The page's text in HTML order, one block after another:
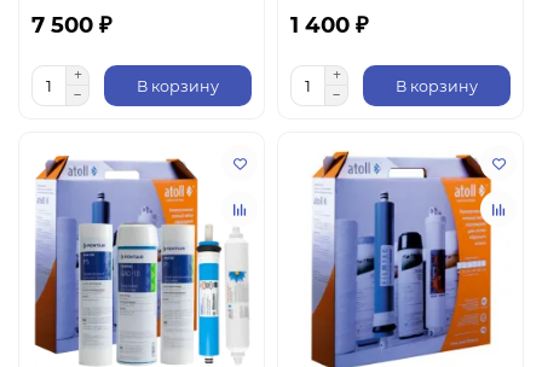
7 500 ₽
В корзину
1 400 ₽
В корзину